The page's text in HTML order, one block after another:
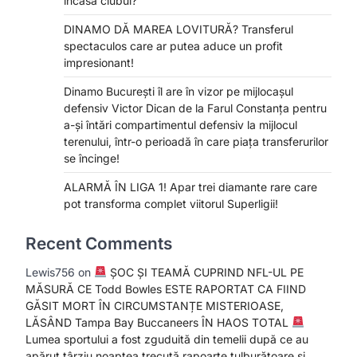
DINAMO DĂ MAREA LOVITURĂ? Transferul
spectaculos care ar putea aduce un profit
impresionant!
Dinamo București îl are în vizor pe mijlocașul
defensiv Victor Dican de la Farul Constanța pentru
a-și întări compartimentul defensiv la mijlocul
terenului, într-o perioadă în care piața transferurilor
se încinge!
ALARMĂ ÎN LIGA 1! Apar trei diamante rare care
pot transforma complet viitorul Superligii!
Recent Comments
Lewis756 on
ȘOC ȘI TEAMĂ CUPRIND NFL-UL PE
MĂSURĂ CE Todd Bowles ESTE RAPORTAT CA FIIND
GĂSIT MORT ÎN CIRCUMSTANȚE MISTERIOASE,
LĂSÂND Tampa Bay Buccaneers ÎN HAOS TOTAL
Lumea sportului a fost zguduită din temelii după ce au